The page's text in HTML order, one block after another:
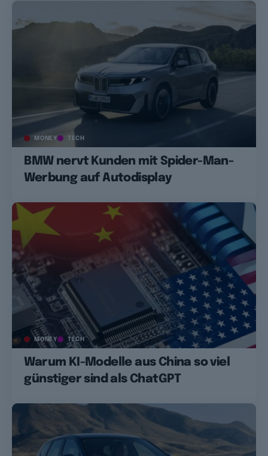
MONEY TECH
BMW nervt Kunden mit Spider-Man-
Werbung auf Autodisplay
MONEY TECH
Warum KI-Modelle aus China so viel
günstiger sind als ChatGPT